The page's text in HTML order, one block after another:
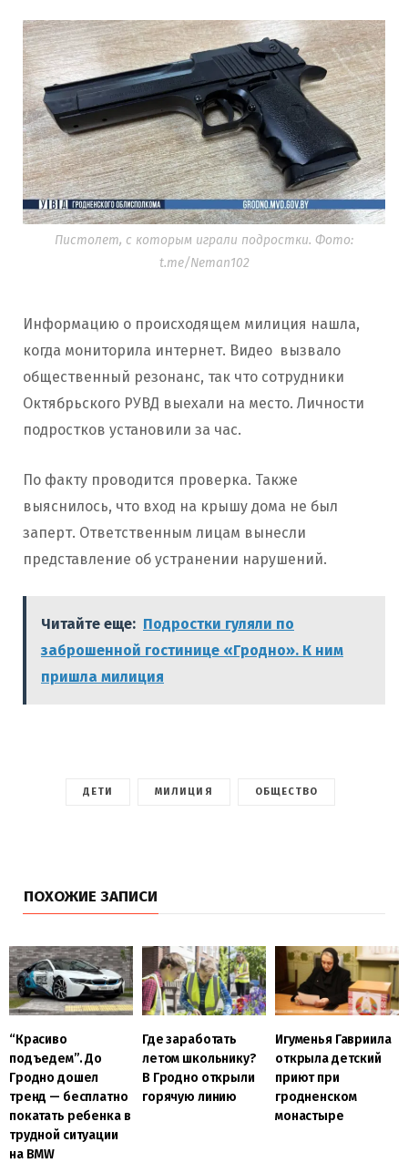
Пистолет, с которым играли подростки. Фото:
t.me/Neman102
Информацию о происходящем милиция нашла,
когда мониторила интернет. Видео вызвало
общественный резонанс, так что сотрудники
Октябрьского РУВД выехали на место. Личности
подростков установили за час.
По факту проводится проверка. Также
выяснилось, что вход на крышу дома не был
заперт. Ответственным лицам вынесли
представление об устранении нарушений.
Читайте еще: Подростки гуляли по
заброшенной гостинице «Гродно». К ним
пришла милиция
ДЕТИ МИЛИЦИЯ ОБЩЕСТВО
ПОХОЖИЕ ЗАПИСИ
“Красиво
подъедем”. До
Гродно дошел
тренд — бесплатно
покатать ребенка в
трудной ситуации
на BMW
Где заработать
летом школьнику?
В Гродно открыли
горячую линию
Игуменья Гавриила
открыла детский
приют при
гродненском
монастыре